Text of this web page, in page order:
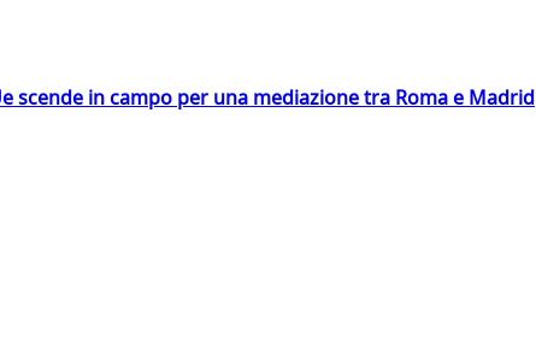
scende in campo per una mediazione tra Roma e Madrid